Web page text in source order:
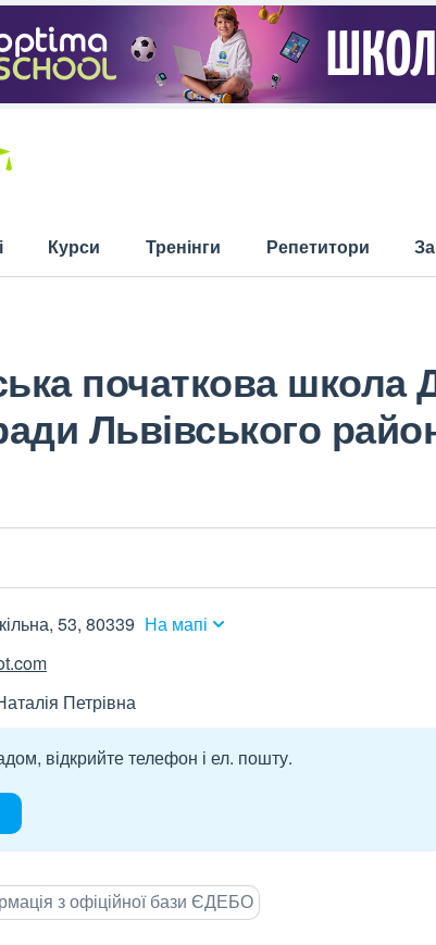
Курси Тренінги Репетитори
початкова школа
Львівського
53, 80339 На мапі
Петрівна
відкрийте телефон і ел. пошту.
з офіційної бази ЄДЕБО